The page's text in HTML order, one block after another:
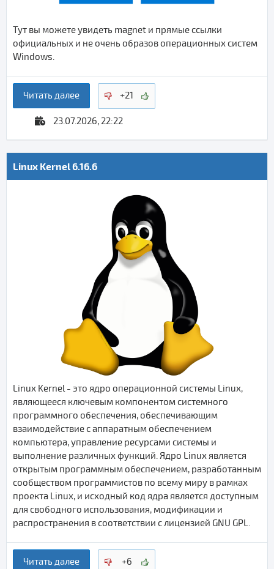
Тут вы можете увидеть magnet и прямые ссылки
официальных и не очень образов операционных систем
Windows.
Читать далее +21
23.07.2026, 22:22
Linux Kernel 6.16.6
Linux Kernel - это ядро операционной системы Linux,
являющееся ключевым компонентом системного
программного обеспечения, обеспечивающим
взаимодействие с аппаратным обеспечением
компьютера, управление ресурсами системы и
выполнение различных функций. Ядро Linux является
открытым программным обеспечением, разработанным
сообществом программистов по всему миру в рамках
проекта Linux, и исходный код ядра является доступным
для свободного использования, модификации и
распространения в соответствии с лицензией GNU GPL.
Читать далее +6